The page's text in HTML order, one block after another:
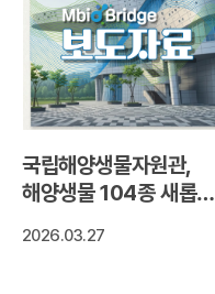
국립해양생물자원관,
해양생물 104종 새롭게
2026.03.27